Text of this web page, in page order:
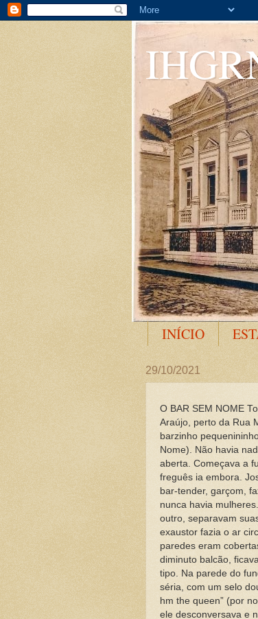
INÍCIO
29/10/2021
O BAR SEM NOME
Araújo, perto da Rua
barzinho
Nome). Não havia
aberta. Começava a
freguês ia embora.
bar-tender, garçom,
nunca havia
outro, separavam
exaustor fazia o ar
paredes eram
diminuto balcão,
tipo. Na parede do
séria, com um selo
hm the queen” (por
ele desconversava e